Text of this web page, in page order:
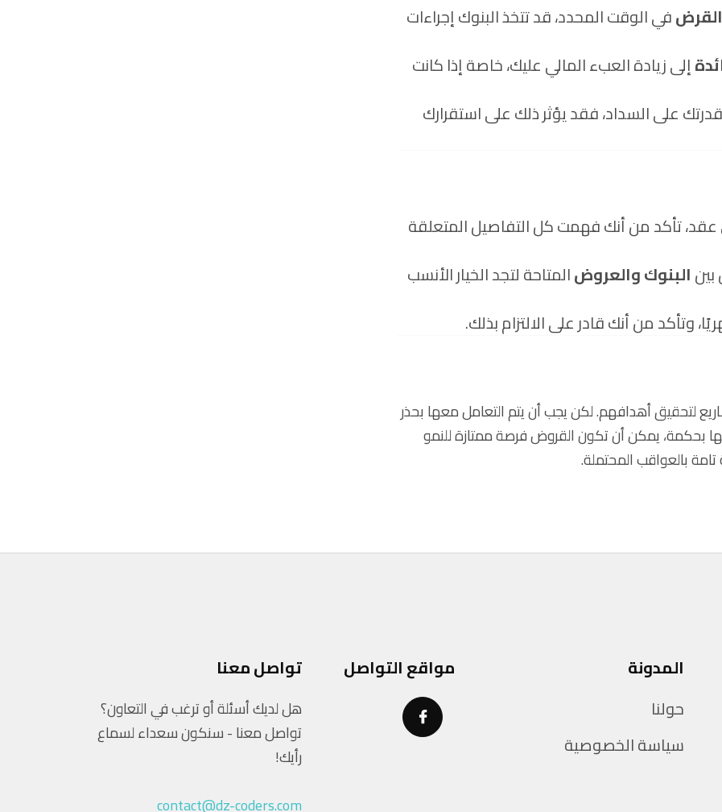
في الوقت المحدد، قد تتخذ البنوك إجراءات
إلى زيادة العبء المالي عليك، خاصة إذا كانت
على السداد، فقد يؤثر ذلك على استقرارك
تأكد من أنك فهمت كل التفاصيل المتعلقة
البنوك والعروضالمتاحة لتجد الخيار الأنسب
من أنك قادر على الالتزام بذلك.
لتحقيق أهدافهم. لكن يجب أن يتم التعامل معها بحذر
بحكمة، يمكن أن تكون القروض فرصة ممتازة للنمو
بالعواقب المحتملة.
المدونة
حولنا
سياسة الخصوصية
مواقع التواصل تواصل معنا
هل لديك أسئلة أو ترغب في التعاون؟
تواصل معنا - سنكون سعداء لسماع
رأيك!
contact@dz-coders.com